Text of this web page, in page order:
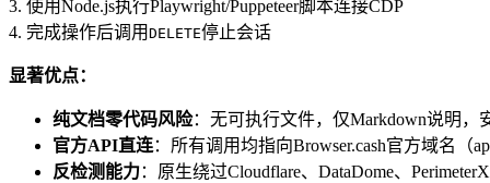
3. 使用Node.js执行Playwright/Puppeteer脚本连接CDP
4. 完成操作后调用 DELETE停止会话
显著优点：
纯文档零代码风险：无可执行文件，仅Markdown说明，
官方API直连：所有调用均指向Browser.cash官方域名（
反检测能力：原生绕过Cloudflare、DataDome、